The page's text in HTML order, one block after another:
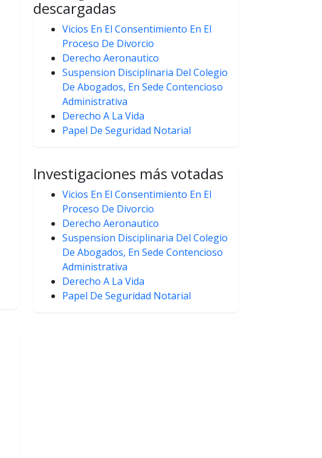
descargadas
Vicios En El Consentimiento En El
Proceso De Divorcio
Derecho Aeronautico
Suspension Disciplinaria Del Colegio
De Abogados, En Sede Contencioso
Administrativa
Derecho A La Vida
Papel De Seguridad Notarial
Investigaciones más votadas
Vicios En El Consentimiento En El
Proceso De Divorcio
Derecho Aeronautico
Suspension Disciplinaria Del Colegio
De Abogados, En Sede Contencioso
Administrativa
Derecho A La Vida
Papel De Seguridad Notarial